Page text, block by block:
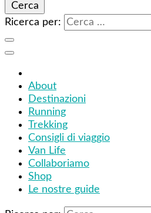
Cerca
Ricerca per:
About
Destinazioni
Running
Trekking
Consigli di viaggio
Van Life
Collaboriamo
Shop
Le nostre guide